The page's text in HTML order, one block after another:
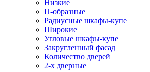
Низкие
П-образные
Радиусные шкафы-купе
Широкие
Угловые шкафы-купе
Закругленный фасад
Количество дверей
2-х дверные